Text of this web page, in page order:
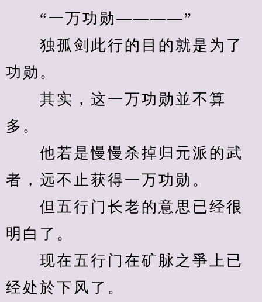
“一万功勋————”
独孤剑此行的目的就是为了
功勋。
其实，这一万功勋並不算
多。
他若是慢慢杀掉归元派的武
者，远不止获得一万功勋。
但五行门长老的意思已经很
明白了。
现在五行门在矿脉之爭上已
经处於下风了。